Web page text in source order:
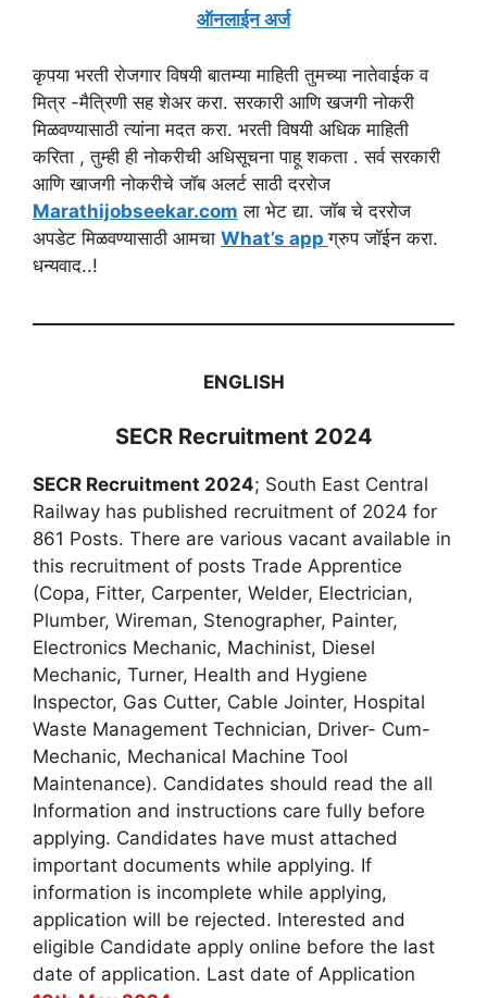
ऑनलाईन अर्ज
कृपया भरती रोजगार विषयी बातम्या माहिती तुमच्या नातेवाईक व
मित्र -मैत्रिणी सह शेअर करा. सरकारी आणि खजगी नोकरी
मिळवण्यासाठी त्यांना मदत करा. भरती विषयी अधिक माहिती
करिता , तुम्ही ही नोकरीची अधिसूचना पाहू शकता . सर्व सरकारी
आणि खाजगी नोकरीचे जॉब अलर्ट साठी दररोज
Marathijobseekar.com ला भेट द्या. जॉब चे दररोज
अपडेट मिळवण्यासाठी आमचा What’s appग्रुप जॉईन करा.
धन्यवाद..!
ENGLISH
SECR Recruitment 2024
SECR Recruitment 2024; South East Central
Railway has published recruitment of 2024 for
861 Posts. There are various vacant available in
this recruitment of posts Trade Apprentice
(Copa, Fitter, Carpenter, Welder, Electrician,
Plumber, Wireman, Stenographer, Painter,
Electronics Mechanic, Machinist, Diesel
Mechanic, Turner, Health and Hygiene
Inspector, Gas Cutter, Cable Jointer, Hospital
Waste Management Technician, Driver- Cum-
Mechanic, Mechanical Machine Tool
Maintenance). Candidates should read the all
Information and instructions care fully before
applying. Candidates have must attached
important documents while applying. If
information is incomplete while applying,
application will be rejected. Interested and
eligible Candidate apply online before the last
date of application. Last date of Application